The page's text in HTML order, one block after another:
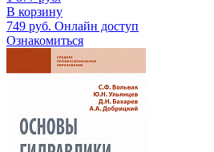
В корзину
749 руб. Онлайн доступ
Ознакомиться